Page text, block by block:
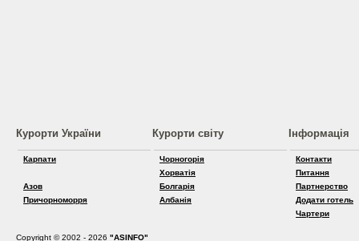
Курорти України
Карпати
Азов
Причорноморря
Курорти світу
Чорногорія
Хорватія
Болгарія
Албанія
Інформація
Контакти
Питання
Партнерство
Додати готель
Чартери
Copyright © 2002 - 2026 "ASINFO"